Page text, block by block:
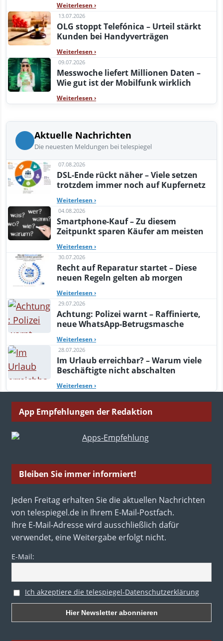
Weiterlesen ›
13.07.2026
OLG stoppt Telefónica – Urteil stärkt
Kunden bei Handyverträgen
Weiterlesen ›
09.07.2026
Messwoche liefert Millionen Daten –
Wie gut ist der Mobilfunk wirklich
Weiterlesen ›
Aktuelle Nachrichten
Die neuesten Meldungen bei telespiegel
07.08.2026
DSL-Ende rückt näher – Viele setzen
trotzdem immer noch auf Kupfernetz
Weiterlesen ›
04.08.2026
Smartphone-Kauf – Zu diesem
Zeitpunkt sparen Käufer am meisten
Weiterlesen ›
30.07.2026
Recht auf Reparatur startet – Diese
neuen Regeln gelten ab morgen
Weiterlesen ›
29.07.2026
Achtung: Polizei warnt – Raffinierte,
neue WhatsApp-Betrugsmasche
Weiterlesen ›
28.07.2026
Im Urlaub erreichbar? – Warum viele
Beschäftigte nicht abschalten
Weiterlesen ›
App Empfehlungen der Redaktion
Bleiben Sie immer informiert!
Jeden Freitag erhalten Sie die aktuellen Nachrichten
von telespiegel.de in Ihrem E-Mail-Postfach.
Ihre E-Mail-Adresse wird ausschließlich dafür
verwendet, eine Weitergabe erfolgt nicht.
E-Mail:
Ich akzeptiere die telespiegel-Datenschutzerklärung